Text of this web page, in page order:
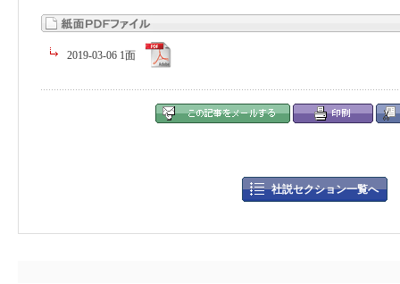
2019-03-06 1面
社説セクション一覧へ